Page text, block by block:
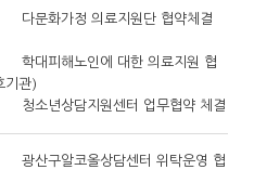
다문화가정 의료지원단 협약체결
학대피해노인에 대한 의료지원 협
기관)
청소년상담지원센터 업무협약 체결
광산구알코올상담센터 위탁운영 협